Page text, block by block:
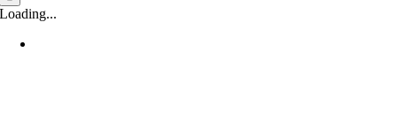
Loading...